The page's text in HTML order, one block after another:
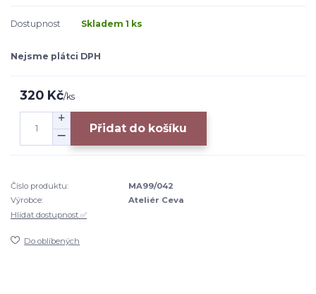
Dostupnost Skladem 1 ks
Nejsme plátci DPH
320 Kč/ks
Přidat do košíku
Číslo produktu:
MA99/042
Výrobce:
Ateliér Ceva
Hlídat dostupnost ✅
Do oblíbených